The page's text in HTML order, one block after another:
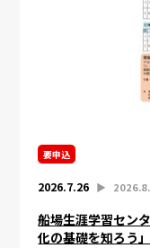
要申込
2026.7.26 ▶︎
船場生涯学習セン
化の基礎を知ろう」